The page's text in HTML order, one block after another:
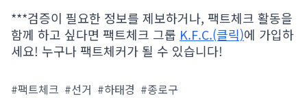
***검증이 필요한 정보를 제보하거나, 팩트체크 활동을
함께 하고 싶다면 팩트체크 그룹 K.F.C.(클릭)에 가입하
세요! 누구나 팩트체커가 될 수 있습니다!
#팩트체크 #선거 #하태경 #종로구